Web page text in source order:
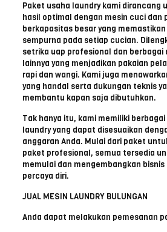
Paket usaha laundry kami dirancang
hasil optimal dengan mesin cuci dan
berkapasitas besar yang
sempurna pada setiap cucian.
setrika uap profesional dan berbagai
lainnya yang menjadikan pakaian
rapi dan wangi. Kami juga
yang handal serta dukungan teknis
membantu kapan saja dibutuhkan.
Tak hanya itu, kami memiliki
laundry yang dapat disesuaikan
anggaran Anda. Mulai dari paket
paket profesional, semua tersedia
memulai dan mengembangkan
percaya diri.
JUAL MESIN LAUNDRY BULUNGAN
Anda dapat melakukan pemesanan